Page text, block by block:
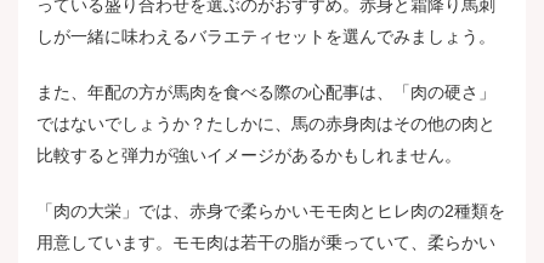
っている盛り合わせを選ぶのがおすすめ。赤身と霜降り馬刺
しが一緒に味わえるバラエティセットを選んでみましょう。
また、年配の方が馬肉を食べる際の心配事は、「肉の硬さ」
ではないでしょうか？たしかに、馬の赤身肉はその他の肉と
比較すると弾力が強いイメージがあるかもしれません。
「肉の大栄」では、赤身で柔らかいモモ肉とヒレ肉の2種類を
用意しています。モモ肉は若干の脂が乗っていて、柔らかい